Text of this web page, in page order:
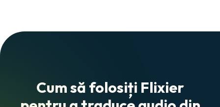
Cum să folosiți Flixier